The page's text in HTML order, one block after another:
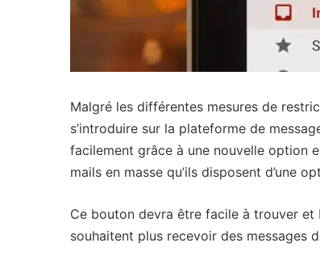
Malgré les différentes mesures de
s’introduire sur la plateforme de
facilement grâce à une nouvelle option
mails en masse qu’ils disposent d’une
Ce bouton devra être facile à trouver et
souhaitent plus recevoir des messages